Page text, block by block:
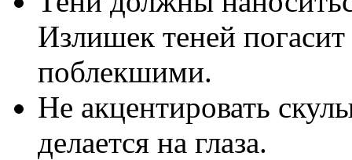
Излишек теней погасит
поблекшими.
Не акцентировать
делается на глаза.